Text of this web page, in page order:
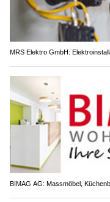
MRS Elektro GmbH:
BIMAG AG: Massmöbel,